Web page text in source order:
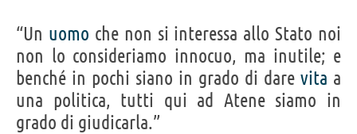
“Un uomo che non si interessa allo Stato noi
non lo consideriamo innocuo, ma inutile; e
benché in pochi siano in grado di dare vita a
una politica, tutti qui ad Atene siamo in
grado di giudicarla.”